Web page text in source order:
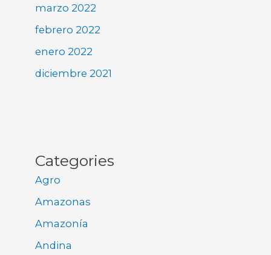
marzo 2022
febrero 2022
enero 2022
diciembre 2021
Categories
Agro
Amazonas
Amazonía
Andina